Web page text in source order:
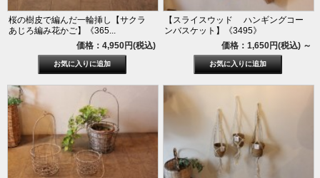
桜の樹皮で編んだ一輪挿し【サクラ
あじろ編み花かご】《365...
価格：4,950円(税込)
【スライスウッド ハンギングコー
ンバスケット】《3495》
価格：1,650円(税込) ～